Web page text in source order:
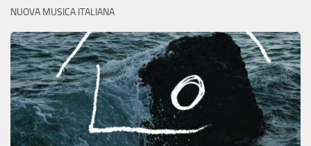
NUOVA MUSICA ITALIANA